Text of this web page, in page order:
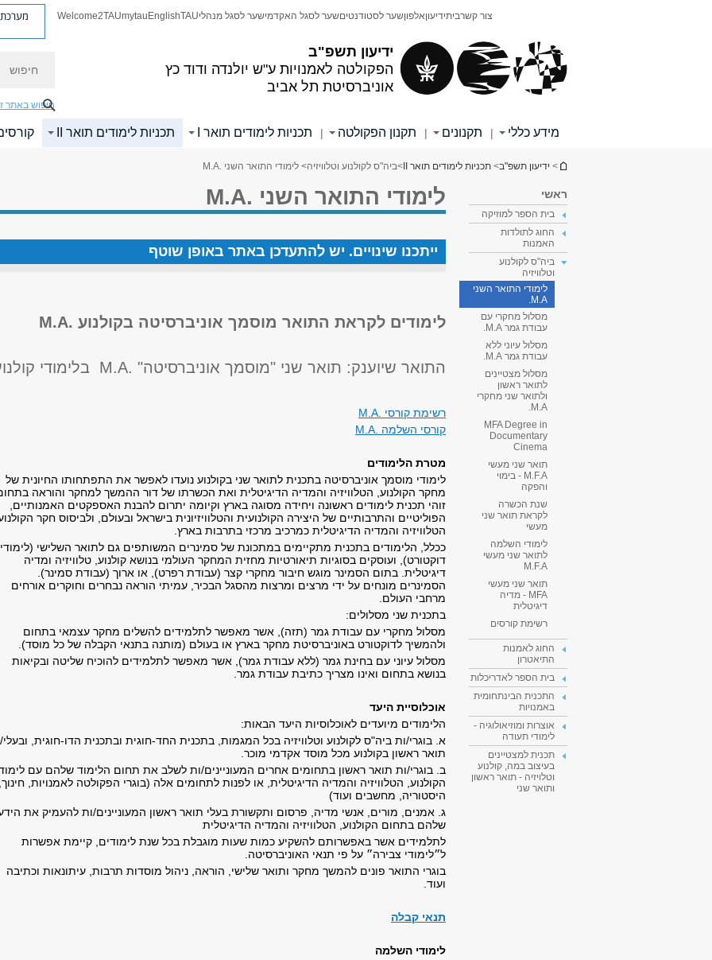
ידיעון תשפ"ב
הפקולטה לאמנויות ע"ש יולנדה ודוד כץ
אוניברסיטת תל אביב
צור קשרביתידיעוןאלפוןשער לסטודנטיםשער לסגל האקדמישער לסגל מנהליTAU
English
mytau
Welcome2TAU מערכת
חיפוש באתר
מידע כללי | תקנונים | תקנון הפקולטה | תכניות לימודים תואר I תכניות לימודים תואר II
הינך נמצא כאן
> ידיעון תשפ"ב> תכניות לימודים תואר II >ביה"ס לקולנוע וטלוויזיה> לימודי התואר השני .M.A
ראשי
בית הספר למוזיקה
החוג לתולדות
האמנות
ביה"ס לקולנוע
וטלוויזיה
לימודי התואר השני
M.A.
מסלול מחקרי עם
עבודת גמר M.A.
מסלול עיוני ללא
עבודת גמר M.A.
מסלול מצטיינים
לתואר ראשון
ולתואר שני מחקרי
M.A.
MFA Degree in
Documentary
Cinema
תואר שני מעשי
M.F.A - בימוי
והפקה
שנת הכשרה
לקראת תואר שני
מעשי
לימודי השלמה
לתואר שני מעשי
M.F.A
תואר שני מעשי
MFA - מדיה
דיגיטלית
רשימת קורסים
החוג לאמנות
התיאטרון
בית הספר לאדריכלות
התכנית הבינתחומית
באמנויות
אוצרות ומוזיאולוגיה -
לימודי תעודה
תכנית למצטיינים
בעיצוב במה, קולנוע
וטלויזיה - תואר ראשון
ותואר שני
לימודי התואר השני .M.A
ייתכנו שינויים. יש להתעדכן באתר באופן שוטף
לימודים לקראת התואר מוסמך אוניברסיטה בקולנוע .M.A
התואר שיוענק: תואר שני "מוסמך אוניברסיטה" .M.A בלימודי קולנוע
רשימת קורסי .M.A
קורסי השלמה .M.A
מטרת הלימודים
לימודי מוסמך אוניברסיטה בתכנית לתואר שני בקולנוע נועדו לאפשר את התפתחותו החיונית של
מחקר הקולנוע, הטלוויזיה והמדיה הדיגיטלית ואת הכשרתו של דור ההמשך למחקר והוראה
זוהי תכנית לימודים ראשונה ויחידה מסוגה בארץ וקיומה יתרום להבנת האספקטים האמנותיים,
הפוליטיים והתרבותיים של היצירה הקולנועית והטלוויזיונית בישראל ובעולם, ולביסוס חקר
הטלוויזיה והמדיה הדיגיטלית כמרכיב מרכזי בתרבות בארץ.
ככלל, הלימודים בתכנית מתקיימים במתכונת של סמינרים המשותפים גם לתואר השלישי (לימודי
דוקטורט), ועוסקים בסוגיות תיאורטיות מחזית המחקר העולמי בנושא קולנוע, טלוויזיה ומדיה
דיגיטלית. בתום הסמינר מוגש חיבור מחקרי קצר (עבודת רפרט), או ארוך (עבודת סמינר).
הסמינרים מונחים על ידי מרצים ומרצות מהסגל הבכיר, עמיתי הוראה נבחרים וחוקרים אורחים
מרחבי העולם.
בתכנית שני מסלולים:
מסלול מחקרי עם עבודת גמר (תזה), אשר מאפשר לתלמידים להשלים מחקר עצמאי בתחום
ולהמשיך לדוקטורט באוניברסיטת מחקר בארץ או בעולם (מותנה בתנאי הקבלה של כל מוסד).
מסלול עיוני עם בחינת גמר (ללא עבודת גמר), אשר מאפשר לתלמידים להוכיח שליטה ובקיאות
בנושא בתחום ואינו מצריך כתיבת עבודת גמר.
אוכלוסיית היעד
הלימודים מיועדים לאוכלוסיות היעד הבאות:
א. בוגרי/ות ביה"ס לקולנוע וטלוויזיה בכל המגמות, בתכנית החד-חוגית ובתכנית הדו-חוגית,
תואר ראשון בקולנוע מכל מוסד אקדמי מוכר.
ב. בוגרי/ות תואר ראשון בתחומים אחרים המעוניינים/ות לשלב את תחום הלימוד שלהם עם
הקולנוע, הטלוויזיה והמדיה הדיגיטלית, או לפנות לתחומים אלה (בוגרי הפקולטה לאמנויות,
היסטוריה, מחשבים ועוד)
ג. אמנים, מורים, אנשי מדיה, פרסום ותקשורת בעלי תואר ראשון המעוניינים/ות להעמיק את
שלהם בתחום הקולנוע, הטלוויזיה והמדיה הדיגיטלית
לתלמידים אשר באפשרותם להשקיע כמות שעות מוגבלת בכל שנת לימודים, קיימת אפשרות
ל״לימודי צבירה״ על פי תנאי האוניברסיטה.
בוגרי התואר פונים להמשך מחקר ותואר שלישי, הוראה, ניהול מוסדות תרבות, עיתונאות וכתיבה
ועוד.
תנאי קבלה
לימודי השלמה